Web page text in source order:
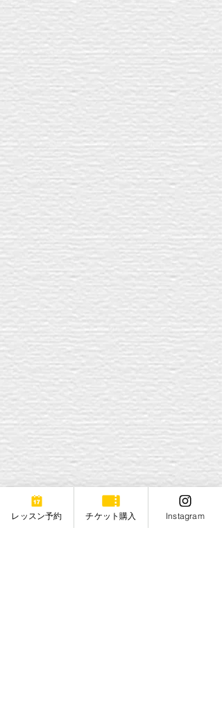
レッスン予約 チケット購入 Instagram